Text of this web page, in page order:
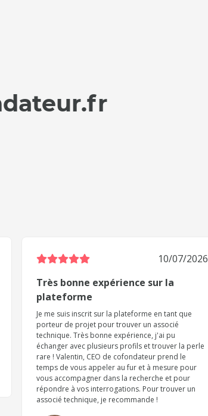
10/07/2026
Très bonne expérience sur la
plateforme
Je me suis inscrit sur la plateforme en tant que
porteur de projet pour trouver un associé
technique. Très bonne expérience, j'ai pu
échanger avec plusieurs profils et trouver la perle
rare ! Valentin, CEO de cofondateur prend le
temps de vous appeler au fur et à mesure pour
vous accompagner dans la recherche et pour
répondre à vos interrogations. Pour trouver un
associé technique, je recommande !